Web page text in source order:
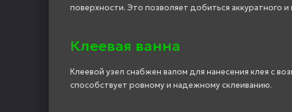
поверхности. Это позволяет добиться аккуратного
Клеевая ванна
Клеевой узел снабжен валом для нанесения клея с
способствует ровному и надежному склеиванию.